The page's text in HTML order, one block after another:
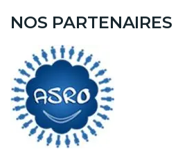
NOS PARTENAIRES